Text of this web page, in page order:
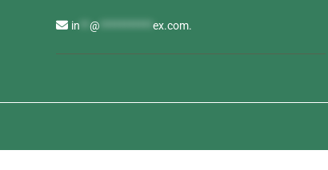
in @ ex.com.